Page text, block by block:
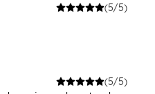
(5/5)
(5/5)